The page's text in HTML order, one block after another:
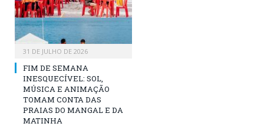
31 DE JULHO DE 2026
FIM DE SEMANA
INESQUECÍVEL: SOL,
MÚSICA E ANIMAÇÃO
TOMAM CONTA DAS
PRAIAS DO MANGAL E DA
MATINHA